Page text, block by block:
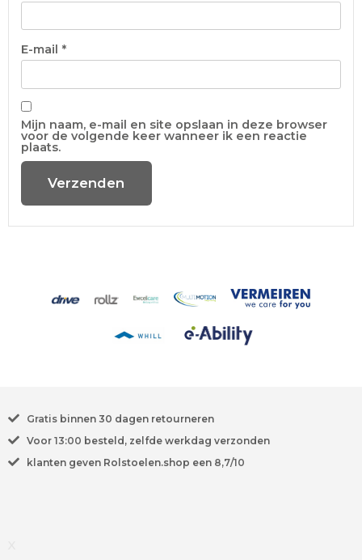
E-mail *
Mijn naam, e-mail en site opslaan in deze browser
voor de volgende keer wanneer ik een reactie
plaats.
Gratisbinnen 30 dagen retourneren
Voor 13:00 besteld, zelfde werkdag verzonden
klanten geven Rolstoelen.shop een 8,7/10